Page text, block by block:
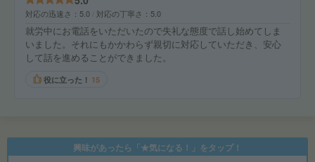
対応の迅速さ 5.0 対応の丁寧さ 5.0
就労中にお電話をいただいたので失礼な態度で話し始めてしま
いました。それにもかかわらず親切に対応していただき、安心
して話を進めることができました。
役に立った！ 15
興味があったら「★気になる！」をタップ！